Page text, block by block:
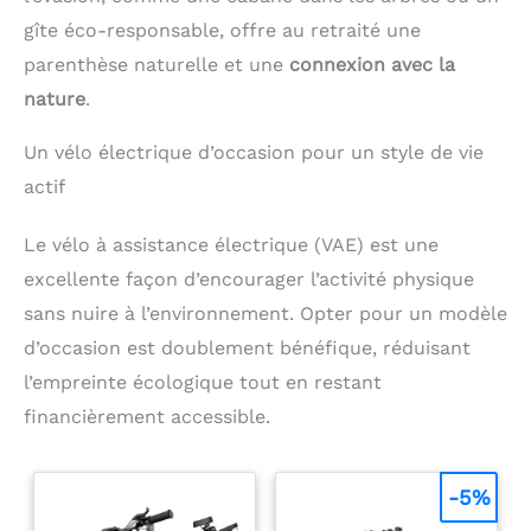
gîte éco-responsable, offre au retraité une
parenthèse naturelle et une connexion avec la
nature.
Un vélo électrique d’occasion pour un style de vie
actif
Le vélo à assistance électrique (VAE) est une
excellente façon d’encourager l’activité physique
sans nuire à l’environnement. Opter pour un modèle
d’occasion est doublement bénéfique, réduisant
l’empreinte écologique tout en restant
financièrement accessible.
-5%